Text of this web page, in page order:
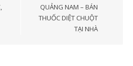
QUẢNG NAM – BÁN
THUỐC DIỆT CHUỘT
TẠI NHÀ